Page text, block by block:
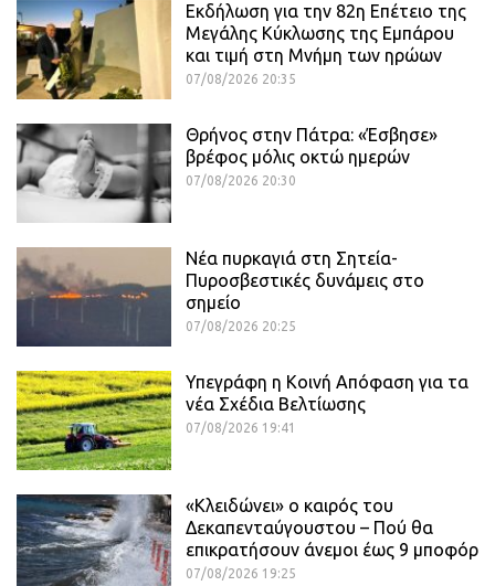
Εκδήλωση για την 82η Επέτειο της
Μεγάλης Κύκλωσης της Εμπάρου
και τιμή στη Μνήμη των ηρώων
07/08/2026 20:35
Θρήνος στην Πάτρα: «Έσβησε»
βρέφος μόλις οκτώ ημερών
07/08/2026 20:30
Νέα πυρκαγιά στη Σητεία-
Πυροσβεστικές δυνάμεις στο
σημείο
07/08/2026 20:25
Υπεγράφη η Κοινή Απόφαση για τα
νέα Σχέδια Βελτίωσης
07/08/2026 19:41
«Κλειδώνει» ο καιρός του
Δεκαπενταύγουστου – Πού θα
επικρατήσουν άνεμοι έως 9 μποφόρ
07/08/2026 19:25